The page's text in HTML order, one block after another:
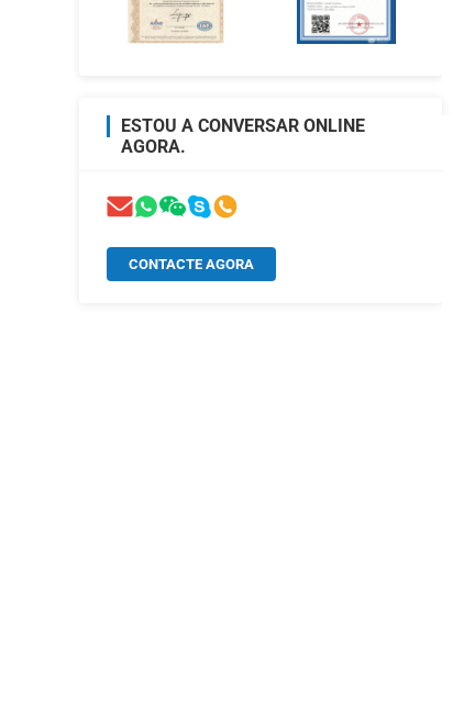
ESTOU A CONVERSAR ONLINE
AGORA.
CONTACTE AGORA